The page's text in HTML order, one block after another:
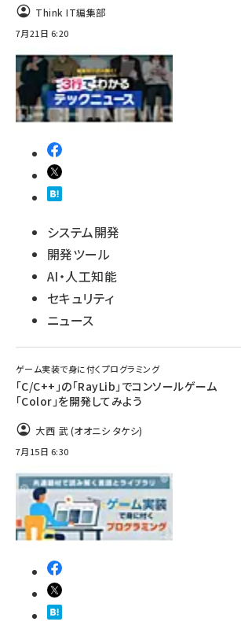
Think IT編集部
7月21日 6:20
システム開発
開発ツール
AI・人工知能
セキュリティ
ニュース
ゲーム実装で身に付くプログラミング
「C/C++」の「RayLib」でコンソールゲーム
「Color」を開発してみよう
大西 武 (オオニシ タケシ)
7月15日 6:30